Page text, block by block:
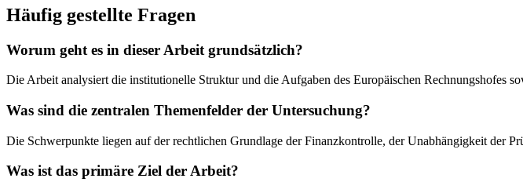
Häufig gestellte Fragen
Worum geht es in dieser Arbeit grundsätzlich?
Die Arbeit analysiert die institutionelle Struktur und die Aufgaben des Europäischen Rechnungshofes
Was sind die zentralen Themenfelder der Untersuchung?
Die Schwerpunkte liegen auf der rechtlichen Grundlage der Finanzkontrolle, der Unabhängigkeit der
Was ist das primäre Ziel der Arbeit?